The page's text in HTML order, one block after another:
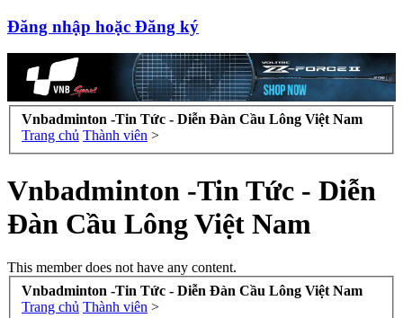
Đăng nhập hoặc Đăng ký
Vnbadminton -Tin Tức - Diễn Đàn Cầu Lông Việt Nam
Trang chủ Thành viên >
Vnbadminton -Tin Tức - Diễn
Đàn Cầu Lông Việt Nam
This member does not have any content.
Vnbadminton -Tin Tức - Diễn Đàn Cầu Lông Việt Nam
Trang chủ Thành viên >